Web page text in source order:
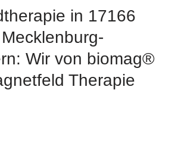
in 17166
Wir von biomag®
Therapie